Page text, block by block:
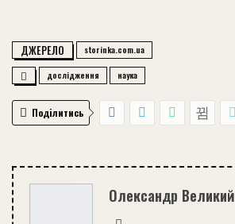
ДЖЕРЕЛО storinka.com.ua
дослідження наука
Поділитись
Олександр Великий